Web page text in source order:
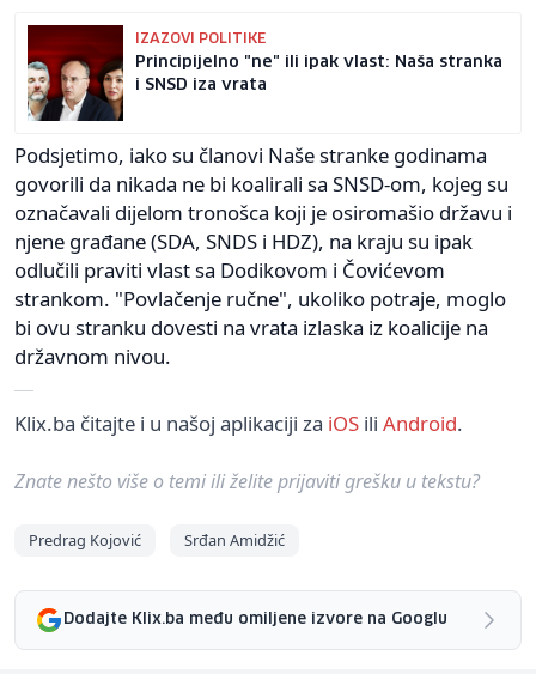
IZAZOVI POLITIKE
Principijelno "ne" ili ipak vlast: Naša stranka
i SNSD iza vrata
Podsjetimo, iako su članovi Naše stranke godinama
govorili da nikada ne bi koalirali sa SNSD-om, kojeg su
označavali dijelom tronošca koji je osiromašio državu i
njene građane (SDA, SNDS i HDZ), na kraju su ipak
odlučili praviti vlast sa Dodikovom i Čovićevom
strankom. "Povlačenje ručne", ukoliko potraje, moglo
bi ovu stranku dovesti na vrata izlaska iz koalicije na
državnom nivou.
Klix.ba čitajte i u našoj aplikaciji za iOS ili Android.
Znate nešto više o temi ili želite prijaviti grešku u tekstu?
Predrag Kojović Srđan Amidžić
Dodajte Klix.ba među omiljene izvore na Googlu